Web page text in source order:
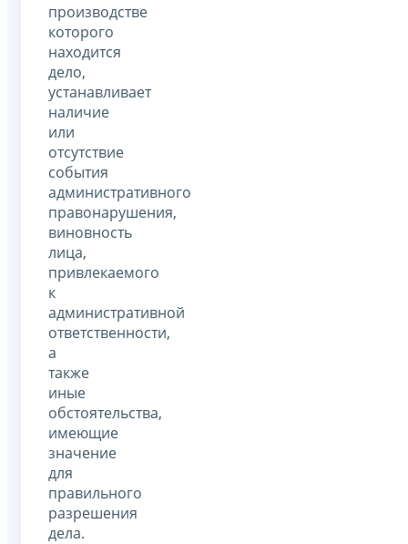
производстве
которого
находится
дело,
устанавливает
наличие
или
отсутствие
события
административного
правонарушения,
виновность
лица,
привлекаемого
к
административной
ответственности,
а
также
иные
обстоятельства,
имеющие
значение
для
правильного
разрешения
дела.